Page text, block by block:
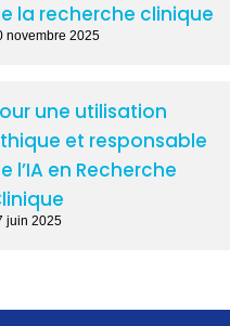
la recherche clinique
novembre 2025
une utilisation
et responsable
l’IA en Recherche
juin 2025